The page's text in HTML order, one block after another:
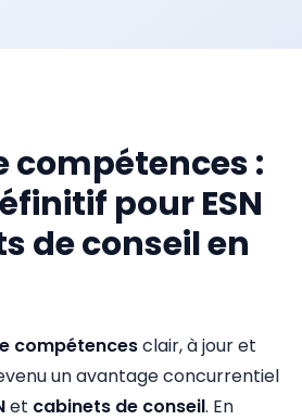
compétences :
pour ESN
de conseil en
compétencesclair, à jour et
un avantage concurrentiel
et cabinets de conseil. En